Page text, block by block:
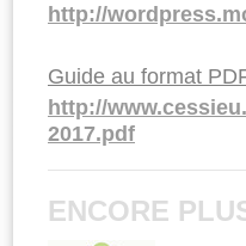
http://
Guide au format
http://
2017.pdf
ENCORE